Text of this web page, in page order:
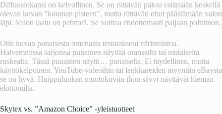
Diffuusiokansi on kelvollinen. Se on riittävän paksu estämään keskellä
olevan kovan ”kuuman pisteen”, mutta riittävän ohut päästämään valon
läpi. Valon laatu on pehmeä. Se voittaa ehdottomasti paljaan polttimon.
Otin kuvan punaisesta omenasta testatakseni värintoistoa.
Halvemmissa sarjoissa punainen näyttää oranssilta tai mutaiselta
ruskealta. Tässä punainen näytti… punaiselta. Ei täydellinen, mutta
käyttökelpoinen. YouTube-videoihin tai lenkkareiden myyntiin eBaysta
se on hyvä. Huippuluokan muotokuviin ihon sävyt näyttävät hieman
elottomilta.
Skytex vs. ”Amazon Choice” -yleistuotteet